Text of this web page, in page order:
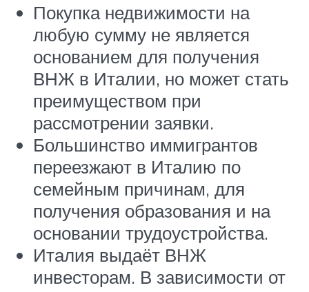
Покупка недвижимости на
любую сумму не является
основанием для получения
ВНЖ в Италии, но может стать
преимуществом при
рассмотрении заявки.
Большинство иммигрантов
переезжают в Италию по
семейным причинам, для
получения образования и на
основании трудоустройства.
Италия выдаёт ВНЖ
инвесторам. В зависимости от